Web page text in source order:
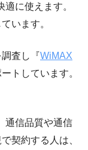
に使えます。
います。
査し『WiMAX
トしています。
通信品質や通信
契約する人は、